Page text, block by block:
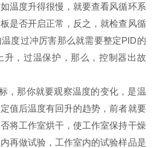
温度升得很慢，就要查看风循环系
是否开启正常，反之，就检查风循
度过冲厉害那么就需要整定PID的
升，过温保护，那么，控制器出故
，那你就要观察温度的变化，是温
值后温度有回升的趋势，前者就要
将工作室烘干，使工作室保持干燥
再做试验，工作室内的试验样品是